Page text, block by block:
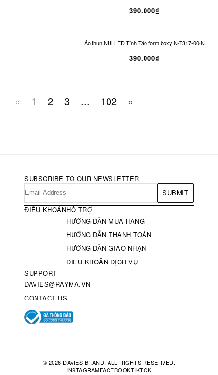
390.000₫
Áo thun NULLED Tỉnh Táo form boxy N-T317-00-N
390.000₫
« 1 2 3 ... 102 »
SUBSCRIBE TO OUR NEWSLETTER
SUBMIT
ĐIỀU KHOẢNHỖ TRỢ
HƯỚNG DẪN MUA HÀNG
HƯỚNG DẪN THANH TOÁN
HƯỚNG DẪN GIAO NHẬN
ĐIỀU KHOẢN DỊCH VỤ
SUPPORT
DAVIES@RAYMA.VN
CONTACT US
© 2026 DAVIES BRAND. ALL RIGHTS RESERVED.
INSTAGRAMFACEBOOKTIKTOK